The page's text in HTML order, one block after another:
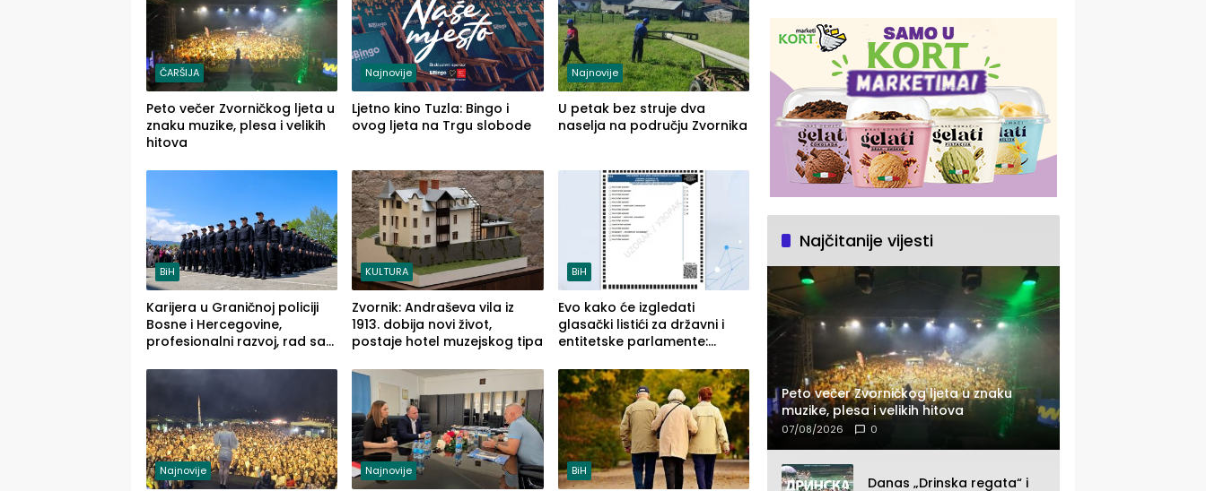
ČARŠIJA
Peto večer Zvorničkog ljeta u
znaku muzike, plesa i velikih
hitova
Najnovije
Ljetno kino Tuzla: Bingo i
ovog ljeta na Trgu slobode
Najnovije
U petak bez struje dva
naselja na području Zvornika
BiH
Karijera u Graničnoj policiji
Bosne i Hercegovine,
profesionalni razvoj, rad sa
služba građanima
KULTURA
Zvornik: Andraševa vila iz
1913. dobija novi život,
postaje hotel muzejskog tipa
BiH
Evo kako će izgledati
glasački listići za državni i
entitetske parlamente:
na njima
Najnovije Najnovije BiH
Najčitanije vijesti
Peto večer Zvorničkog ljeta u znaku
muzike, plesa i velikih hitova
07/08/2026 0
Danas „Drinska regata“ i